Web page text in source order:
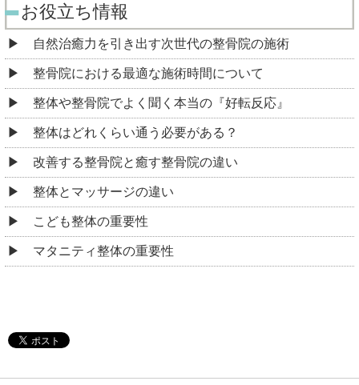
お役立ち情報
自然治癒力を引き出す次世代の整骨院の施術
整骨院における最適な施術時間について
整体や整骨院でよく聞く本当の『好転反応』
整体はどれくらい通う必要がある？
改善する整骨院と癒す整骨院の違い
整体とマッサージの違い
こども整体の重要性
マタニティ整体の重要性